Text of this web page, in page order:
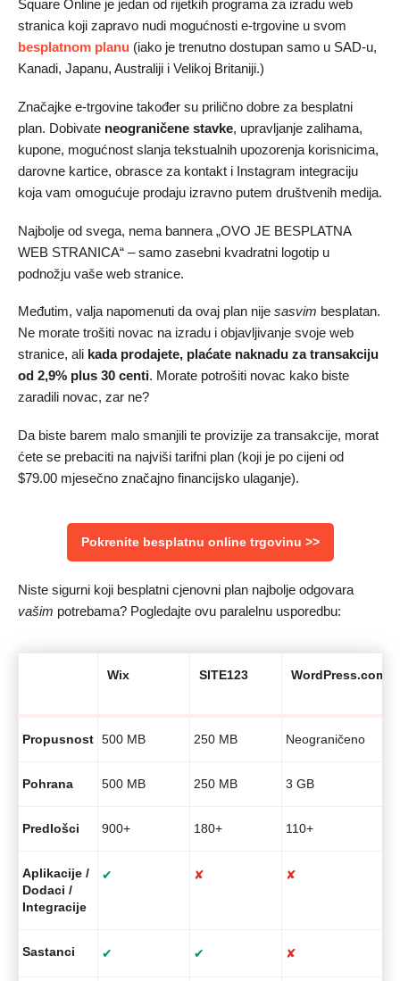
Square Online je jedan od rijetkih programa za izradu web
stranica koji zapravo nudi mogućnosti e-trgovine u svom
besplatnom planu (iako je trenutno dostupan samo u SAD-u,
Kanadi, Japanu, Australiji i Velikoj Britaniji.)
Značajke e-trgovine također su prilično dobre za besplatni
plan. Dobivate neograničene stavke, upravljanje zalihama,
kupone, mogućnost slanja tekstualnih upozorenja korisnicima,
darovne kartice, obrasce za kontakt i Instagram integraciju
koja vam omogućuje prodaju izravno putem društvenih medija.
Najbolje od svega, nema bannera „OVO JE BESPLATNA
WEB STRANICA“ – samo zasebni kvadratni logotip u
podnožju vaše web stranice.
Međutim, valja napomenuti da ovaj plan nije sasvim besplatan.
Ne morate trošiti novac na izradu i objavljivanje svoje web
stranice, ali kada prodajete, plaćate naknadu za transakciju
od 2,9% plus 30 centi. Morate potrošiti novac kako biste
zaradili novac, zar ne?
Da biste barem malo smanjili te provizije za transakcije, morat
ćete se prebaciti na najviši tarifni plan (koji je po cijeni od
$79.00 mjesečno značajno financijsko ulaganje).
Pokrenite besplatnu online trgovinu >>
Niste sigurni koji besplatni cjenovni plan najbolje odgovara
vašim potrebama? Pogledajte ovu paralelnu usporedbu:
Wix SITE123 WordPress.com
Propusnost 500 MB 250 MB Neograničeno
Pohrana 500 MB 250 MB 3 GB
Predlošci 900+ 180+ 110+
Aplikacije /
Dodaci /
Integracije
✔ ✘ ✘
Sastanci ✔ ✔ ✘